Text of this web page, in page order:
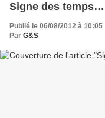
Signe des temps…
Publié le 06/08/2012 à 10:05
Par G&S